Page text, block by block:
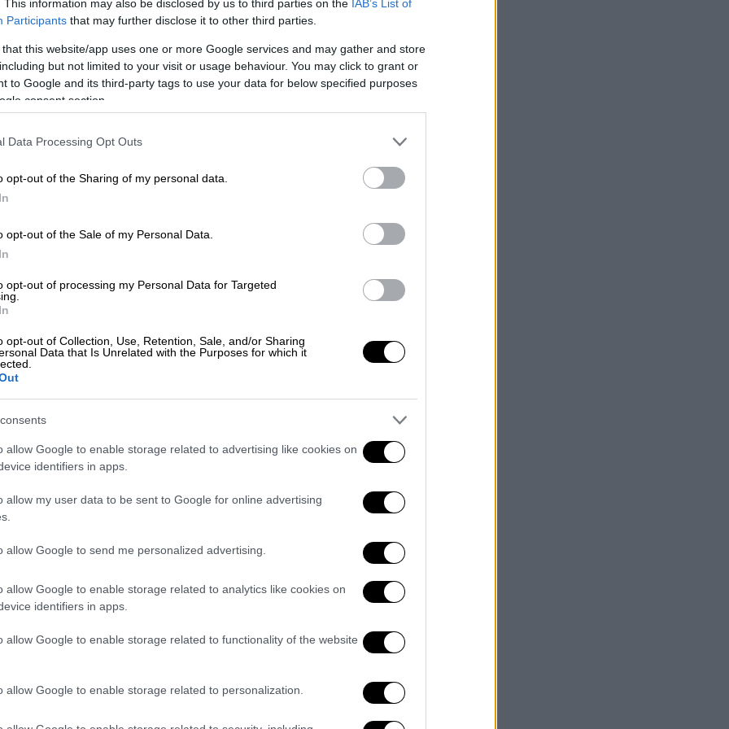
This information may also be disclosed by us to third parties on the IAB’s List of
Participants that may further disclose it to other third parties.
that this website/app uses one or more Google services and may gather and store
but not limited to your visit or usage behaviour. You may click to grant or
to Google and its third-party tags to use your data for below specified purposes
consent section.
Data Processing Opt Outs
opt-out of the Sharing of my personal data.
opt-out of the Sale of my Personal Data.
opt-out of processing my Personal Data for Targeted
opt-out of Collection, Use, Retention, Sale, and/or Sharing
Data that Is Unrelated with the Purposes for which it
allow Google to enable storage related to advertising like cookies on
identifiers in apps.
allow my user data to be sent to Google for online advertising
allow Google to send me personalized advertising.
allow Google to enable storage related to analytics like cookies on
identifiers in apps.
allow Google to enable storage related to functionality of the website
allow Google to enable storage related to personalization.
πως ο ένας από τους τρεις
με μέσα ενημέρωσης, οι άλλοι δύο
ο φύλακας «διαδραμάτισε καθοριστικό
να γινόταν πολύ χειρότερη»
του Σαν Ντιέγκο, όπου πέρα από το
της νότιας Καλιφόρνιας στεγάζεται
άνδρες στην περιοχή αμέσως
πρώτοι κατέφτασαν «μέσα σε τέσσερα
«τριών νεκρών» μπροστά στο ισλαμικό
της αστυνομίας του Σαν Ντιέγκο.